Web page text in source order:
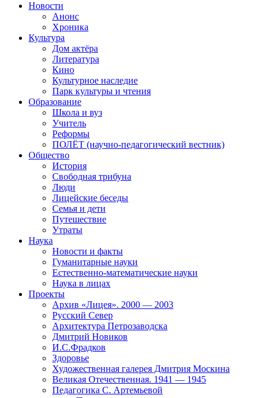
Новости
Анонс
Хроника
Культура
Дом актёра
Литература
Кино
Культурное наследие
Парк культуры и чтения
Образование
Школа и вуз
Учитель
Реформы
ПОЛЁТ (научно-педагогический вестник)
Общество
История
Свободная трибуна
Люди
Лицейские беседы
Семья и дети
Путешествие
Утраты
Наука
Новости и факты
Гуманитарные науки
Естественно-математические науки
Наука в лицах
Проекты
Архив «Лицея». 2000 — 2003
Русский Север
Архитектура Петрозаводска
Дмитрий Новиков
И.С.Фрадков
Здоровье
Художественная галерея Дмитрия Москина
Великая Отечественная. 1941 — 1945
Педагогика С. Артемьевой